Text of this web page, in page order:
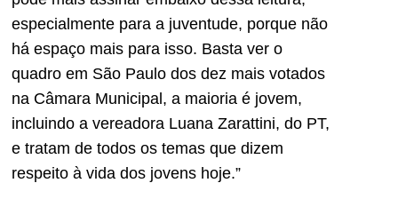
especialmente para a juventude, porque não
há espaço mais para isso. Basta ver o
quadro em São Paulo dos dez mais votados
na Câmara Municipal, a maioria é jovem,
incluindo a vereadora Luana Zarattini, do PT,
e tratam de todos os temas que dizem
respeito à vida dos jovens hoje.”